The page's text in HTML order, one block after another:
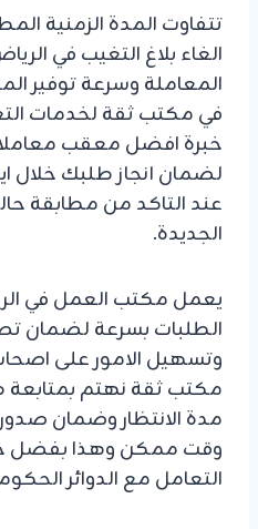
تتفاوت المدة الزمنية
الغاء بلاغ التغيب في
المعاملة وسرعة توفير
في مكتب ثقة لخدمات
خبرة افضل معقب
لضمان انجاز طلبك خلال
عند التاكد من مطابقة
الجديدة.
يعمل مكتب العمل في
الطلبات بسرعة لضمان
وتسهيل الامور على
مكتب ثقة نهتم بمتابعة
مدة الانتظار وضمان صدور
وقت ممكن وهذا بفضل
التعامل مع الدوائر